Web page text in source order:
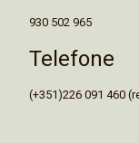
930 502 965
Telefone
(+351)226 091 460